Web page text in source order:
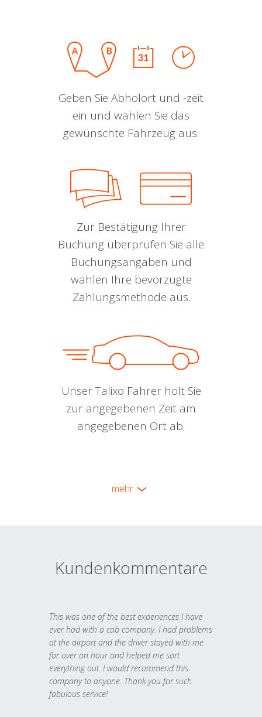
Geben Sie Abholort und -zeit
ein und wählen Sie das
gewünschte Fahrzeug aus.
Zur Bestätigung Ihrer
Buchung überprüfen Sie alle
Buchungsangaben und
wählen Ihre bevorzugte
Zahlungsmethode aus.
Unser Talixo Fahrer holt Sie
zur angegebenen Zeit am
angegebenen Ort ab.
mehr
Kundenkommentare
This was one of the best experiences I have
ever had with a cab company. I had problems
at the airport and the driver stayed with me
for over an hour and helped me sort
everything out. I would recommend this
company to anyone. Thank you for such
fabulous service!